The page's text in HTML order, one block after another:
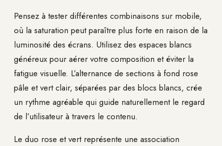
Pensez à tester différentes combinaisons sur mobile,
où la saturation peut paraître plus forte en raison de la
luminosité des écrans. Utilisez des espaces blancs
généreux pour aérer votre composition et éviter la
fatigue visuelle. L’alternance de sections à fond rose
pâle et vert clair, séparées par des blocs blancs, crée
un rythme agréable qui guide naturellement le regard
de l’utilisateur à travers le contenu.
Le duo rose et vert représente une association